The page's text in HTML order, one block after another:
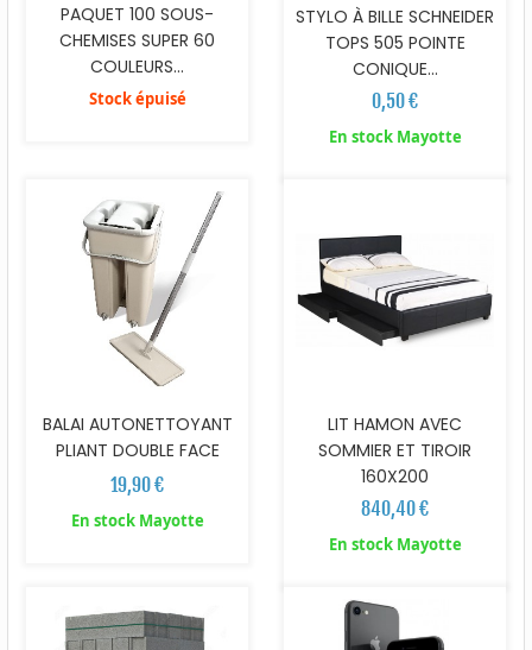
PAQUET 100 SOUS-
CHEMISES SUPER 60
COULEURS...
Stock épuisé
STYLO À BILLE SCHNEIDER
TOPS 505 POINTE
CONIQUE...
0,50 €
En stock Mayotte
BALAI AUTONETTOYANT
PLIANT DOUBLE FACE
19,90 €
En stock Mayotte
LIT HAMON AVEC
SOMMIER ET TIROIR
160X200
840,40 €
En stock Mayotte